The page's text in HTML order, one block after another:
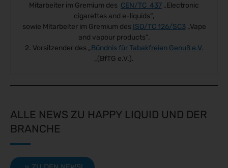
Mitarbeiter im Gremium des CEN/TC 437 „Electronic
cigarettes and e-liquids“,
sowie Mitarbeiter im Gremium des ISO/TC 126/SC3„Vape
and vapour products“.
2. Vorsitzender des „Bündnis für Tabakfreien Genuß e.V.
„(BfTG e.V.).
ALLE NEWS ZU HAPPY LIQUID UND DER
BRANCHE